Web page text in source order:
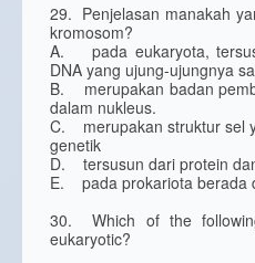
29. Penjelasan manakah
kromosom?
A. pada eukaryota,
DNA yang ujung-ujungnya
B. merupakan badan
dalam nukleus.
C. merupakan struktur sel
genetik
D. tersusun dari protein
E. pada prokariota berada
30. Which of the
eukaryotic?